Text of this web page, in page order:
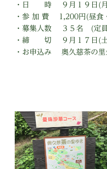
・日 時 ９月１９日(月
・参 加 費 1,200円(昼食
・募集人数 ３５名 (定員
・締 切 ９月１７日(土)
・お申込み 奥久慈茶の
FAX